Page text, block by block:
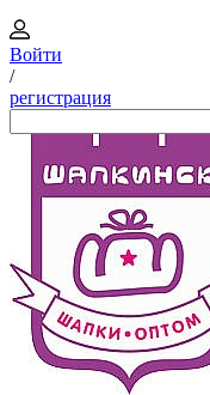
Войти
/
регистрация